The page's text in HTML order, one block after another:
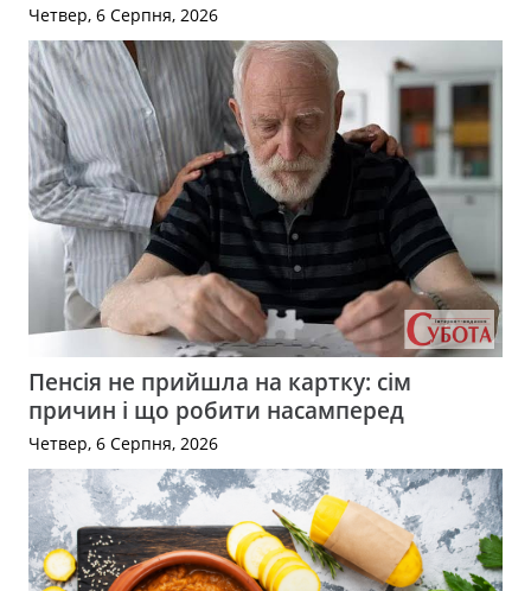
Четвер, 6 Серпня, 2026
Пенсія не прийшла на картку: сім
причин і що робити насамперед
Четвер, 6 Серпня, 2026